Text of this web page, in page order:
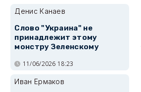
Денис Канаев
Слово "Украина" не
принадлежит этому
монстру Зеленскому
11/06/2026 18:23
Иван Ермаков